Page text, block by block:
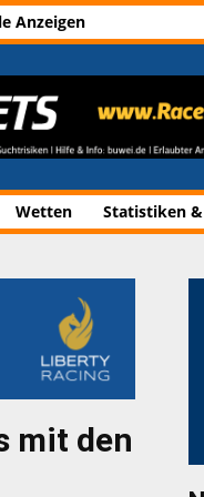
Anzeigen
Wetten Statistiken
mit den